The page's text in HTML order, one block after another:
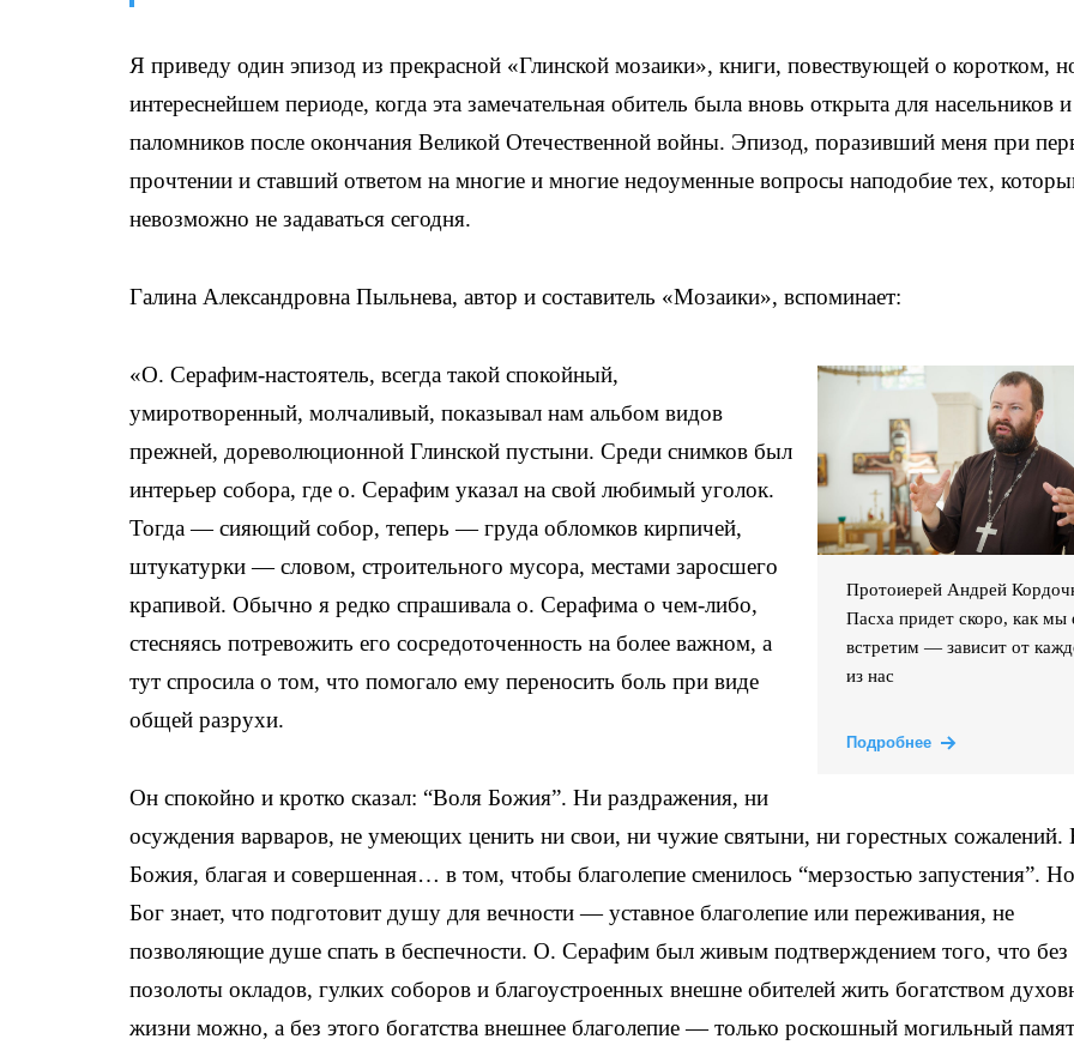
Я приведу один эпизод из прекрасной «Глинской мозаики», книги, повествующей о коротком,
интереснейшем периоде, когда эта замечательная обитель была вновь открыта для насельников и
паломников после окончания Великой Отечественной войны. Эпизод, поразивший меня при
прочтении и ставший ответом на многие и многие недоуменные вопросы наподобие тех,
невозможно не задаваться сегодня.
Галина Александровна Пыльнева, автор и составитель «Мозаики», вспоминает:
Протоиерей Андрей
Пасха придет скоро, как мы
встретим — зависит от
из нас
Подробнее
«О. Серафим-настоятель, всегда такой спокойный,
умиротворенный, молчаливый, показывал нам альбом видов
прежней, дореволюционной Глинской пустыни. Среди снимков был
интерьер собора, где о. Серафим указал на свой любимый уголок.
Тогда — сияющий собор, теперь — груда обломков кирпичей,
штукатурки — словом, строительного мусора, местами заросшего
крапивой. Обычно я редко спрашивала о. Серафима о чем-либо,
стесняясь потревожить его сосредоточенность на более важном, а
тут спросила о том, что помогало ему переносить боль при виде
общей разрухи.
Он спокойно и кротко сказал: “Воля Божия”. Ни раздражения, ни
осуждения варваров, не умеющих ценить ни свои, ни чужие святыни, ни горестных сожалений.
Божия, благая и совершенная… в том, чтобы благолепие сменилось “мерзостью запустения”.
Бог знает, что подготовит душу для вечности — уставное благолепие или переживания, не
позволяющие душе спать в беспечности. О. Серафим был живым подтверждением того, что без
позолоты окладов, гулких соборов и благоустроенных внешне обителей жить богатством
жизни можно, а без этого богатства внешнее благолепие — только роскошный могильный